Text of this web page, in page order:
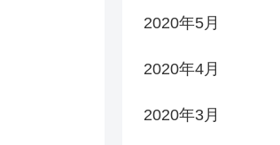
2020年5月
2020年4月
2020年3月